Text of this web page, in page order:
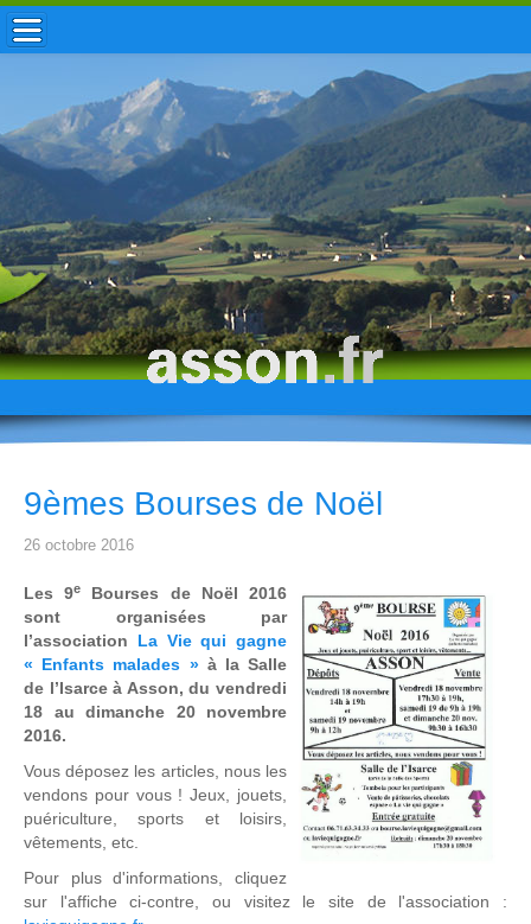
ACCUEIL / INFOS
MUNICIPALITÉ
VIE LOCALE
ENFANCE
TOURISME
HISTOIRE
9èmes Bourses de Noël
26 octobre 2016
Les 9e
Bourses de Noël 2016
sont organisées par
l’association La Vie qui gagne
« Enfants malades »à la Salle
de l’Isarce à Asson, du vendredi
18 au dimanche 20 novembre
2016.
Vous déposez les articles, nous les
vendons pour vous ! Jeux, jouets,
puériculture, sports et loisirs,
vêtements, etc.
Pour plus d'informations, cliquez
sur l'affiche ci-contre, ou visitez le site de l'association :